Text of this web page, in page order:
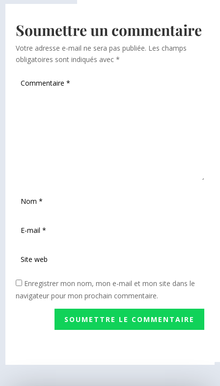
Soumettre un commentaire
Votre adresse e-mail ne sera pas publiée. Les champs
obligatoires sont indiqués avec*
Enregistrer mon nom, mon e-mail et mon site dans le
navigateur pour mon prochain commentaire.
SOUMETTRE LE COMMENTAIRE